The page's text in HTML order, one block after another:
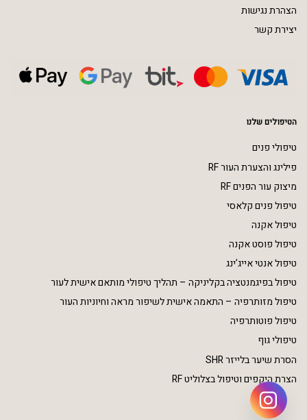
הצהרת נגישות
יצירת קשר
הטיפולים שלנו
טיפולי פנים
פילינג והצערת העור RF
מיצוק עור הפנים RF
טיפול פנים קלאסי
טיפול אקנה
טיפול פוסט אקנה
טיפול אנטי אייג’ינג
טיפול בפיגמנטציה בקליניקה – תהליך טיפולי מותאם אישית לעור
טיפול מזותרפיה – התאמה אישית לשיפור מראה וחיוניות העור
טיפול פוטותרפיה
טיפולי גוף
הסרת שיער בלייזר SHR
הצרת היקפים וטיפול בצלוליט RF